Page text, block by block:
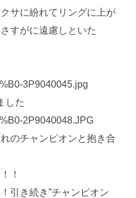
サに紛れてリングに上が
すがに遠慮しといた
した
のチャンピオンと抱き合
！
引き続き”チャンピオン